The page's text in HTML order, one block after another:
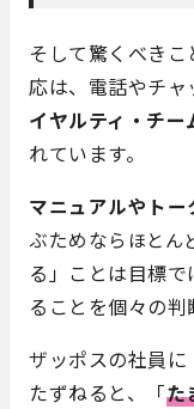
そして驚くべき
応は、電話やチャ
イヤルティ・チー
れています。
マニュアルやトー
ぶためなら ほとん
る」ことは目標
ることを個々の判
ザッポスの社員
たずねると、「た